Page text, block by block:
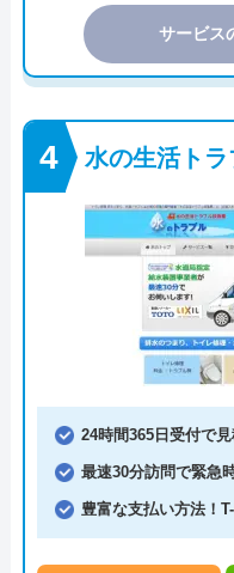
サービス
水の生活ト
24時間365日受付で
最速30分訪問で緊急
豊富な支払い方法！